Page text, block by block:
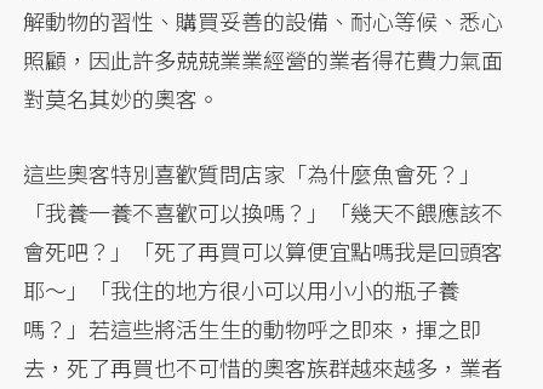
解動物的習性、購買妥善的設備、耐心等候、悉心
照顧，因此許多兢兢業業經營的業者得花費力氣面
對莫名其妙的奧客。
這些奧客特別喜歡質問店家「為什麼魚會死？」
「我養一養不喜歡可以換嗎？」「幾天不餵應該不
會死吧？」「死了再買可以算便宜點嗎我是回頭客
耶～」「我住的地方很小可以用小小的瓶子養
嗎？」若這些將活生生的動物呼之即來，揮之即
去，死了再買也不可惜的奧客族群越來越多，業者